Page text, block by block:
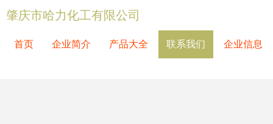
肇庆市哈力化工有限公司
首页 企业简介 产品大全 联系我们 企业信息